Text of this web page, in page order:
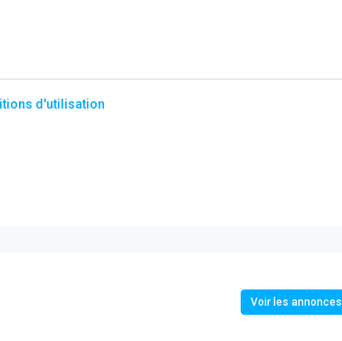
d'utilisation
Voir les annonces